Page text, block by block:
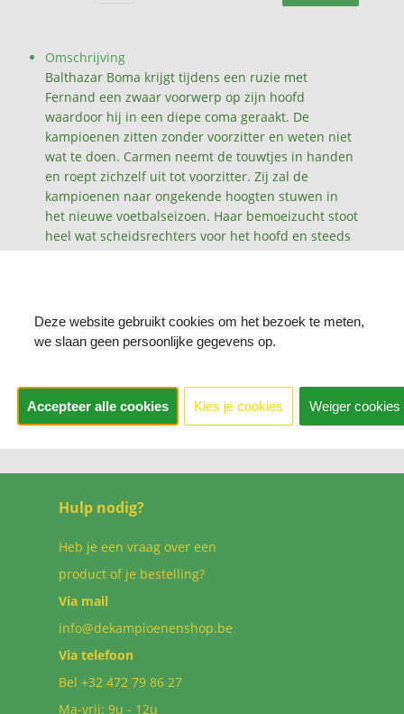
Omschrijving
Balthazar Boma krijgt tijdens een ruzie met
Fernand een zwaar voorwerp op zijn hoofd
waardoor hij in een diepe coma geraakt. De
kampioenen zitten zonder voorzitter en weten niet
wat te doen. Carmen neemt de touwtjes in handen
en roept zichzelf uit tot voorzitter. Zij zal de
kampioenen naar ongekende hoogten stuwen in
het nieuwe voetbalseizoen. Haar bemoeizucht stoot
heel wat scheidsrechters voor het hoofd en steeds
vaker ontaarden voetbalmatchen in reusachtige
Type:Stripverhalen
©FC De Kampioenen
Hulp nodig?
Heb je een vraag over een
product of je bestelling?
Via mail
info@dekampioenenshop.be
Via telefoon
Bel +32 472 79 86 27
Ma-vrij: 9u - 12u
Deze website gebruikt cookies om het bezoek te meten,
we slaan geen persoonlijke gegevens op.
Accepteer alle cookies Kies je cookies Weiger cookies